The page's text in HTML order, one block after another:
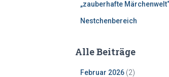
„zauberhafte
Nestchenbereich
Alle Beiträge
Februar 2026(2)